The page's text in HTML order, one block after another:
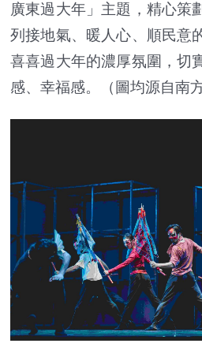
廣東過大年」主題，精心策
列接地氣、暖人心、順民意
喜喜過大年的濃厚氛圍，切
感、幸福感。
（圖均源自南